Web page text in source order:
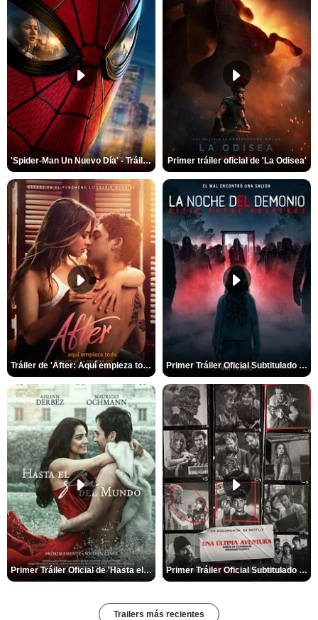
'Spider-Man Un Nuevo Día' - Tráiler oficial subtitulado Primer tráiler oficial de 'La Odisea'
Tráiler de 'After: Aquí empieza todo' Primer Tráiler Oficial Subtitulado de 'La Noche Del Demonio: Están Entre Nosotros'
Primer Tráiler Oficial de 'Hasta el fin del mundo' Primer Tráiler Oficial Subtitulado de 'Una última aventura: Detrás de cámaras de Stranger Things 5'
Trailers más recientes